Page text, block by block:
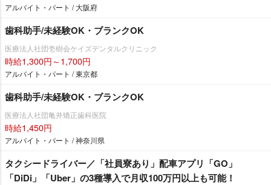
アルバイト・パート / 大阪府
歯科助手/未経験OK・ブランクOK
医療法人社団壱樹会ケイズデンタルクリニック
時給1,300円～1,700円
アルバイト・パート / 東京都
歯科助手/未経験OK・ブランクOK
医療法人社団亀井矯正歯科医院
時給1,450円
アルバイト・パート / 神奈川県
タクシードライバー／「社員寮あり」配車アプリ「GO」
「DiDi」「Uber」の3種導入で月収100万円以上も可能！